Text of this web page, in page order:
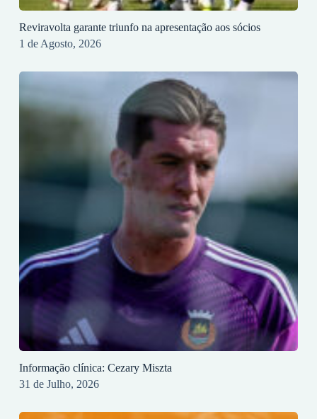
Reviravolta garante triunfo na apresentação aos sócios
1 de Agosto, 2026
Informação clínica: Cezary Miszta
31 de Julho, 2026